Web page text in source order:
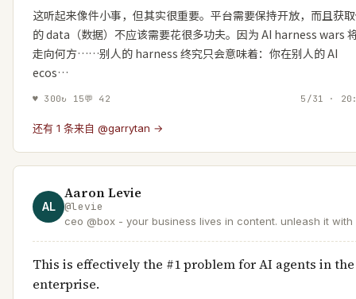
这听起来像件小事，但其实很重要。平台需要保持开放，而且获
的 data（数据）不应该需要花很多功夫。因为 AI harness wars
走向何方……别人的 harness 终究只会意味着：你在别人的 AI
ecos…
♥ 300↻ 15💬 42 5/31 ·
还有 1 条来自 @garrytan →
AL
Aaron Levie
@levie
ceo @box - your business lives in content. unleash it with
This is effectively the #1 problem for AI agents in the
enterprise.